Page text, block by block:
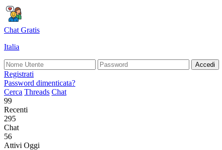
Chat Gratis
Italia
Accedi
Registrati
Password dimenticata?
Cerca Threads Chat
99
Recenti
295
Chat
56
Attivi Oggi